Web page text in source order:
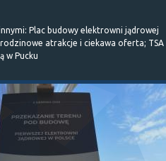
Plac budowy elektrowni jądrowej
atrakcje i ciekawa oferta; TSA
w Pucku